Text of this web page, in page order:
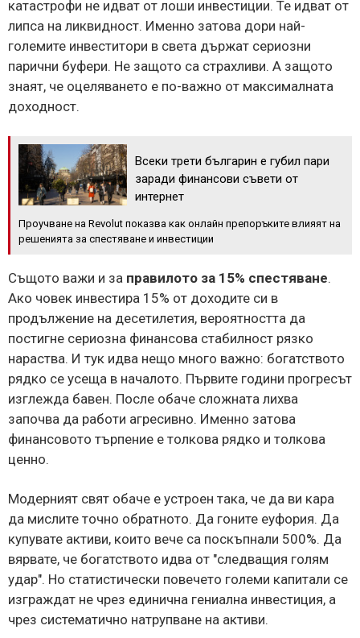
катастрофи не идват от лоши инвестиции. Те идват от
липса на ликвидност. Именно затова дори най-
големите инвеститори в света държат сериозни
парични буфери. Не защото са страхливи. А защото
знаят, че оцеляването е по-важно от максималната
доходност.
Всеки трети българин е губил пари
заради финансови съвети от
интернет
Проучване на Revolut показва как онлайн препоръките влияят на
решенията за спестяване и инвестиции
Същото важи и за правилото за 15% спестяване.
Ако човек инвестира 15% от доходите си в
продължение на десетилетия, вероятността да
постигне сериозна финансова стабилност рязко
нараства. И тук идва нещо много важно: богатството
рядко се усеща в началото. Първите години прогресът
изглежда бавен. После обаче сложната лихва
започва да работи агресивно. Именно затова
финансовото търпение е толкова рядко и толкова
ценно.
Модерният свят обаче е устроен така, че да ви кара
да мислите точно обратното. Да гоните еуфория. Да
купувате активи, които вече са поскъпнали 500%. Да
вярвате, че богатството идва от "следващия голям
удар". Но статистически повечето големи капитали се
изграждат не чрез единична гениална инвестиция, а
чрез систематично натрупване на активи.